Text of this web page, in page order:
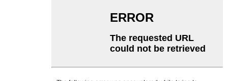
Swahili
Tajik
Telugu